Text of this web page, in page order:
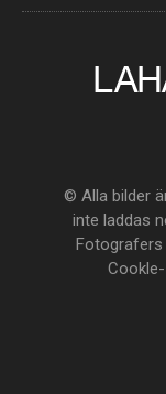
© Alla bilder
inte laddas
Fotografers